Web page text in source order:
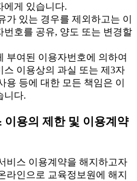
에게 있습니다.
있는 경우를 제외하고는 이
번호를 공유, 양도 또는 변경할
부여된 이용자번호에 의하여
스 이용상의 과실 또는 제3자
용 등에 대한 모든 책임은 이
니다.
이용의 제한 및 이용계약
비스 이용계약을 해지하고자
라인으로 교육정보원에 해지